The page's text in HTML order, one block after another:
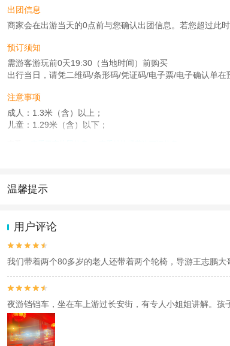
出团信息
商家会在出游当天的0点前与您确认出团信息。若您超过此
预订须知
需游客游玩前0天19:30（当地时间）前购买
出行当日，请凭二维码/条形码/凭证码/电子票/电子确认单在
注意事项
成人：1.3米（含）以上；
儿童：1.29米（含）以下；
本产品由青岛驿路同行国际旅行社有限公司代理招徕，委托社为北京
温馨提示
2.为普及旅游安全知识及旅游文明公约，使您的旅程顺利圆
用户评论


我们带着两个80多岁的老人还带着两个轮椅，导游王志鹏


夜游铛铛车，坐在车上游过长安街，有专人小姐姐讲解。孩